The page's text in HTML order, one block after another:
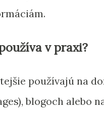
v praxi?
používajú na
blogoch alebo